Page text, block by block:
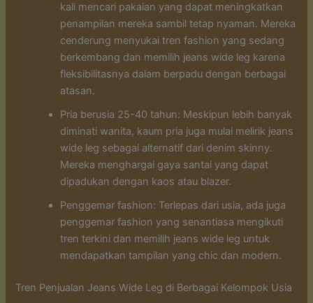
kali mencari pakaian yang dapat meningkatkan
penampilan mereka sambil tetap nyaman. Mereka
cenderung menyukai tren fashion yang sedang
berkembang dan memilih jeans wide leg karena
fleksibilitasnya dalam berpadu dengan berbagai
atasan.
Pria berusia 25-40 tahun: Meskipun lebih banyak
diminati wanita, kaum pria juga mulai melirik jeans
wide leg sebagai alternatif dari denim skinny.
Mereka menghargai gaya santai yang dapat
dipadukan dengan kaos atau blazer.
Penggemar fashion: Terlepas dari usia, ada juga
penggemar fashion yang senantiasa mengikuti
tren terkini dan memilih jeans wide leg untuk
mendapatkan tampilan yang chic dan modern.
Tren Penjualan Jeans Wide Leg di Berbagai Kelompok Usia